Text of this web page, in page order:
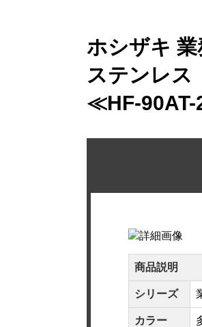
ホシザキ
ステンレス
≪HF-
商品説明
シリーズ
カラー